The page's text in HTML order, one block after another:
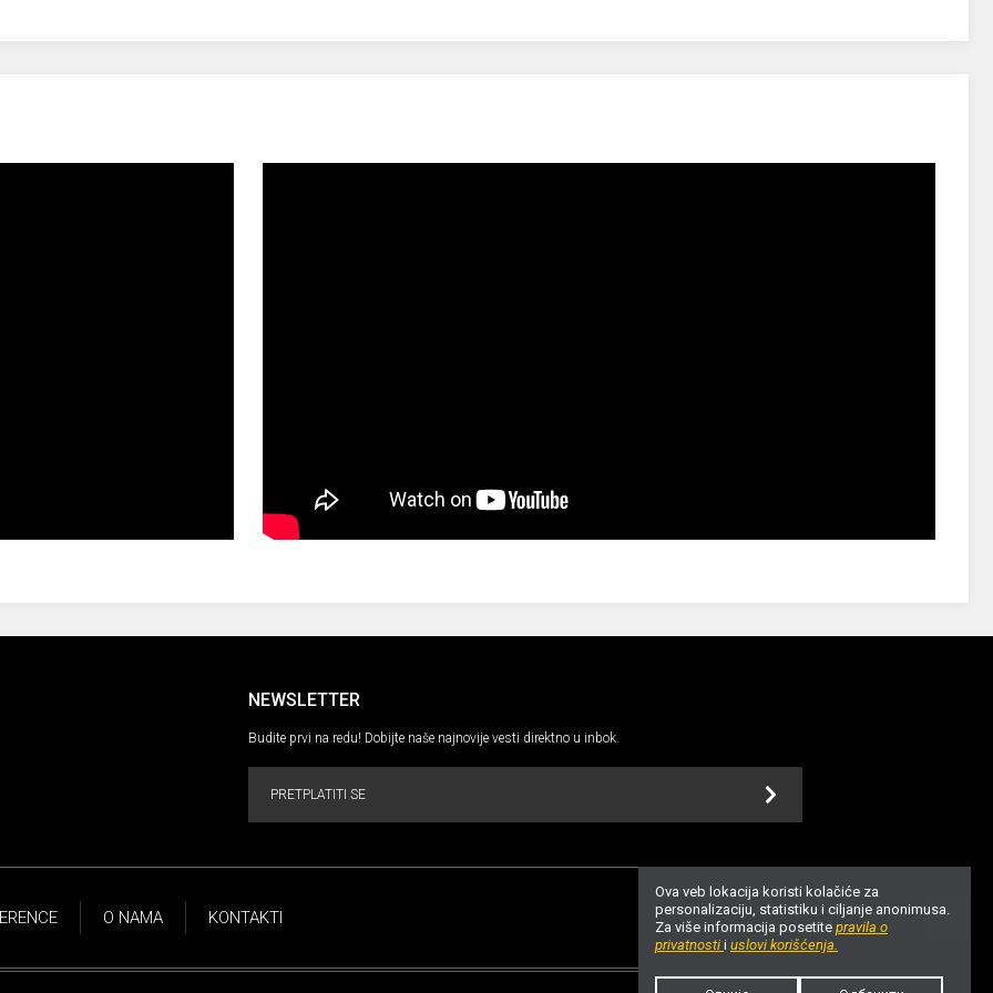
NEWSLETTER
Budite prvi na redu! Dobijte naše najnovije vesti direktno u inbok.
PRETPLATITI SE
O NAMA KONTAKTI
Ova veb lokacija koristi kolačiće za
personalizaciju, statistiku i ciljanje anonimusa.
Za više informacija posetite pravila o
privatnosti i uslovi korišćenja.